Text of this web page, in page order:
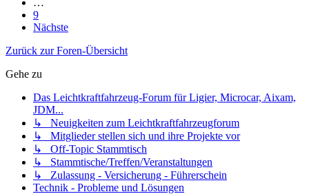
…
9
Nächste
Zurück zur Foren-Übersicht
Gehe zu
Das Leichtkraftfahrzeug-Forum für Ligier, Microcar, Aixam,
JDM...
↳ Neuigkeiten zum Leichtkraftfahrzeugforum
↳ Mitglieder stellen sich und ihre Projekte vor
↳ Off-Topic Stammtisch
↳ Stammtische/Treffen/Veranstaltungen
↳ Zulassung - Versicherung - Führerschein
Technik - Probleme und Lösungen